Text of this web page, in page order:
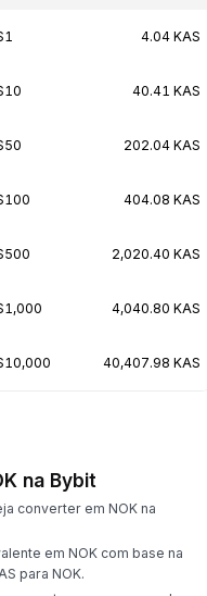
4.04 KAS
40.41 KAS
202.04 KAS
404.08 KAS
2,020.40 KAS
4,040.80 KAS
40,407.98 KAS
na Bybit
converter em NOK na
em NOK com base na
para NOK.